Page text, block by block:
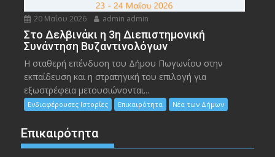
20 Μαΐου 2026 admin admin
Στο Δελβινάκι η 3η Διεπιστημονική
Συνάντηση Βυζαντινολόγων
Η σταθερή επένδυση του Δήμου Πωγωνίου στην
εκπαίδευση και η στρατηγική του επιλογή για
εξωστρέφεια μετουσιώνονται...
Ενδιαφέρουσες Ιστορίες Επικαιρότητα Νέα των Δήμων
Επικαιρότητα